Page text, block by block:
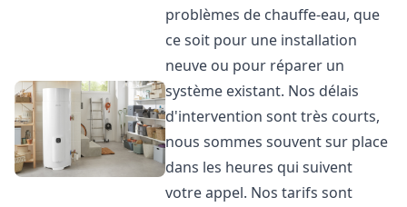
problèmes de chauffe-eau, que
ce soit pour une installation
neuve ou pour réparer un
système existant. Nos délais
d'intervention sont très courts,
nous sommes souvent sur place
dans les heures qui suivent
votre appel. Nos tarifs sont